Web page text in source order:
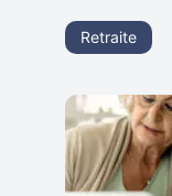
Retraite